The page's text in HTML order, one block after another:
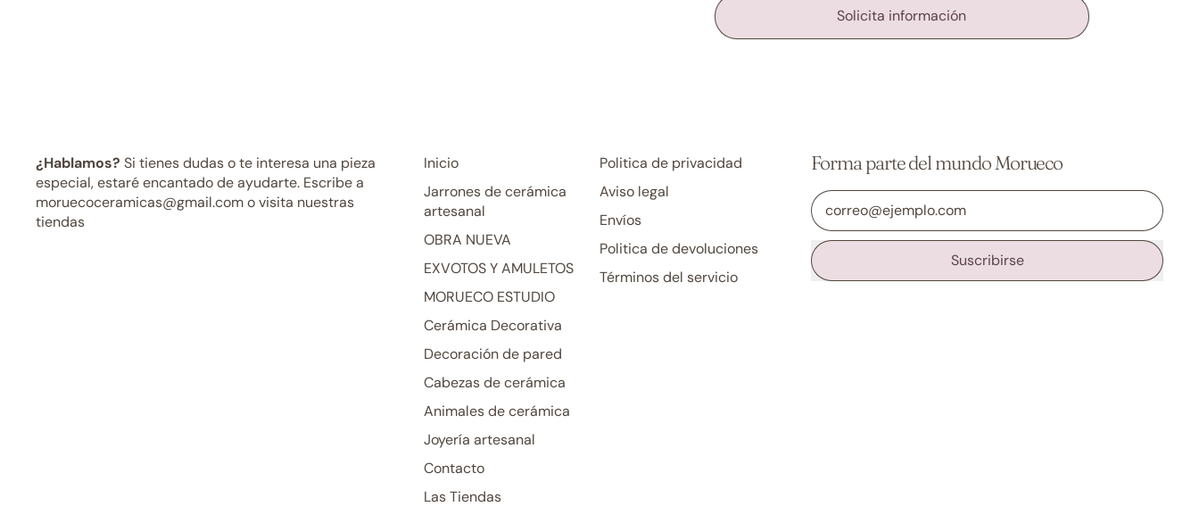
Solicita información
¿Hablamos? Si tienes dudas o te interesa una pieza
especial, estaré encantado de ayudarte. Escribe a
moruecoceramicas@gmail.com o visita nuestras
tiendas
Inicio
Jarrones de cerámica
artesanal
OBRA NUEVA
EXVOTOS Y AMULETOS
MORUECO ESTUDIO
Cerámica Decorativa
Decoración de pared
Cabezas de cerámica
Animales de cerámica
Joyería artesanal
Contacto
Las Tiendas
Politica de privacidad
Aviso legal
Envíos
Politica de devoluciones
Términos del servicio
Forma parte del mundo Morueco
Dirección de correo electrónico
Suscribirse